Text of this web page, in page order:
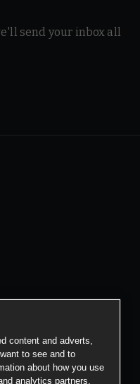
send your inbox all
content and adverts,
to see and to
about how you use
analytics partners.